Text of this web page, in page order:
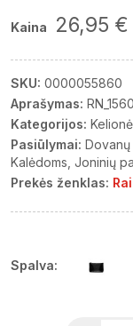
Kaina 26,95 €
SKU: 0000055860
Aprašymas:
Kategorijos:
Pasiūlymai: Dovanų
Kalėdoms Joninių
Prekės ženklas:
Spalva: